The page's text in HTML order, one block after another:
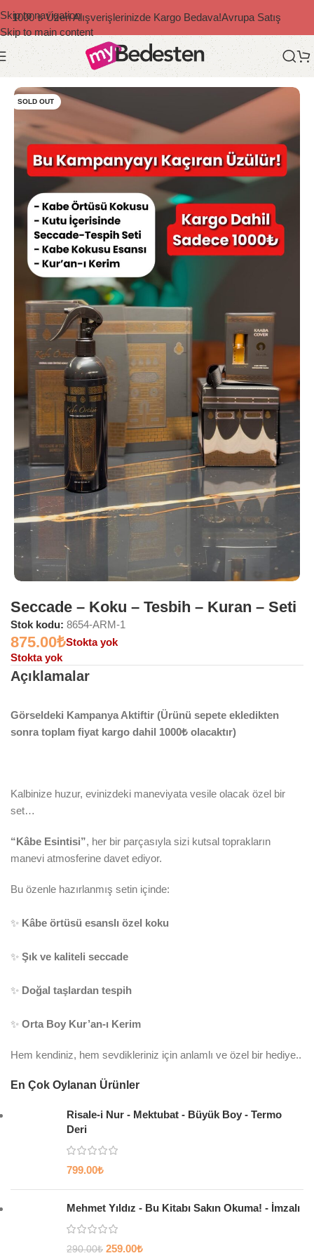
Skip to navigation
Skip to main content
1000 ₺ Üzeri Alışverişlerinizde Kargo Bedava!Avrupa Satış
Ana Sayfa Kur'an-ı Kerim Ve Dua
SOLD OUT
Seccade – Koku – Tesbih – Kuran – Seti
Stok kodu: 8654-ARM-1
875.00₺Stokta yok
Stokta yok
Açıklamalar
Görseldeki Kampanya Aktiftir (Ürünü sepete ekledikten
sonra toplam fiyat kargo dahil 1000₺ olacaktır)
Kalbinize huzur, evinizdeki maneviyata vesile olacak özel bir
set…
“Kâbe Esintisi”, her bir parçasıyla sizi kutsal toprakların
manevi atmosferine davet ediyor.
Bu özenle hazırlanmış setin içinde:
✨ Kâbe örtüsü esanslı özel koku
✨ Şık ve kaliteli seccade
✨ Doğal taşlardan tespih
✨ Orta Boy Kur’an-ı Kerim
Hem kendiniz, hem sevdikleriniz için anlamlı ve özel bir hediye..
En Çok Oylanan Ürünler
Risale-i Nur - Mektubat - Büyük Boy - Termo
Deri
799.00₺
Mehmet Yıldız - Bu Kitabı Sakın Okuma! - İmzalı
290.00₺ 259.00₺